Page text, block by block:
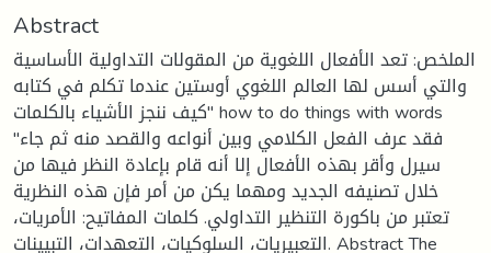
Abstract
الملخص: تعد الأفعال اللغوية من المقولات التداولية الأساسية
والتي أسس لها العالم اللغوي أوستين عندما تكلم في كتابه
"كيف ننجز الأشياء بالكلمات how to do things with words
"فقد عرف الفعل الكلامي وبين أنواعه والقصد منه ثم جاء
سيرل وأقر بهذه الأفعال إلا أنه قام بإعادة النظر فيها من
خلال تصنيفه الجديد ومهما يكن من أمر فإن هذه النظرية
تعتبر من باكورة التنظير التداولي. كلمات المفاتيح: الأمريات،
التعبيريات، السلوكيات، التعهدات، التبيينات. Abstract The